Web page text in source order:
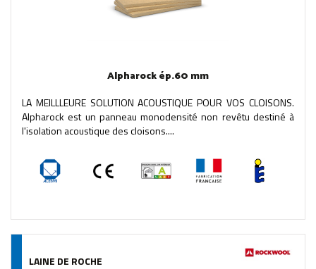
Alpharock ép.60 mm
LA MEILLLEURE SOLUTION ACOUSTIQUE POUR VOS CLOISONS.
Alpharock est un panneau monodensité non revêtu destiné à
l'isolation acoustique des cloisons....
LAINE DE ROCHE